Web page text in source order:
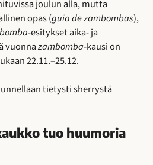
joulun alla, mutta
opas (guia de zambombas),
-esitykset aika- ja
vuonnazambomba-kausi on
22.11.–25.12.
tietysti sherrystä
tuo huumoria